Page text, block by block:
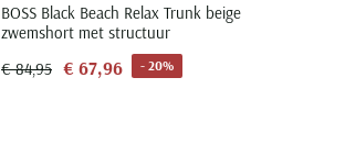
BOSS Black Beach Relax Trunk beige
zwemshort met structuur
€ 84,95 € 67,96 - 20%